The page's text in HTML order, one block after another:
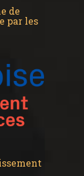
de
par les